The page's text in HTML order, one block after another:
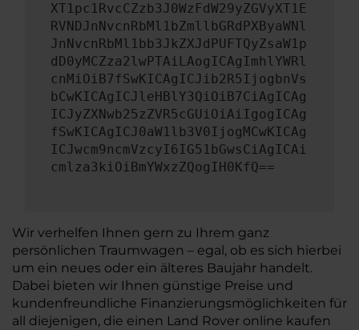
XT1pc1RvcCZzb3J0WzFdW29yZGVyXT1E
RVNDJnNvcnRbMl1bZmllbGRdPXByaWNl
JnNvcnRbMl1bb3JkZXJdPUFTQyZsaW1p
dD0yMCZza2lwPTAiLAogICAgImhlYWRl
cnMiOiB7fSwKICAgICJib2R5IjogbnVs
bCwKICAgICJleHBlY3QiOiB7CiAgICAg
ICJyZXNwb25zZVR5cGUiOiAiIgogICAg
fSwKICAgICJ0aW1lb3V0IjogMCwKICAg
ICJwcm9ncmVzcyI6IG51bGwsCiAgICAi
cmlza3kiOiBmYWxzZQogIH0KfQ==
Wir verhelfen Ihnen gern zu Ihrem ganz
persönlichen Traumwagen – egal, ob es sich hierbei
um ein neues oder ein älteres Baujahr handelt.
Dabei bieten wir Ihnen günstige Preise und
kundenfreundliche Finanzierungsmöglichkeiten für
all diejenigen, die einen Land Rover online kaufen